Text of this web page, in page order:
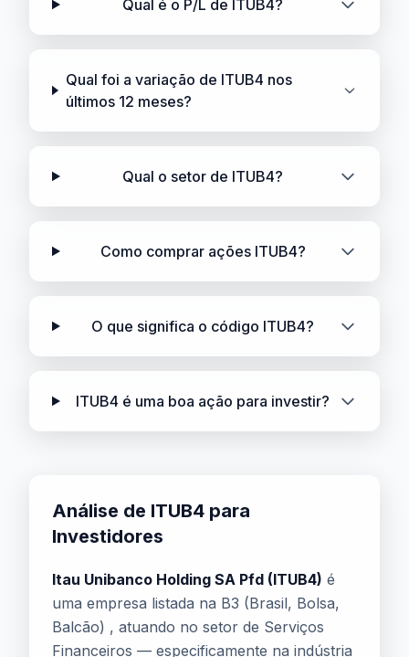
Qual é o P/L de ITUB4?
Qual foi a variação de ITUB4 nos
últimos 12 meses?
Qual o setor de ITUB4?
Como comprar ações ITUB4?
O que significa o código ITUB4?
ITUB4 é uma boa ação para investir?
Análise de ITUB4 para
Investidores
Itau Unibanco Holding SA Pfd (ITUB4) é
uma empresa listada na B3 (Brasil, Bolsa,
Balcão) , atuando no setor de Serviços
Financeiros — especificamente na indústria